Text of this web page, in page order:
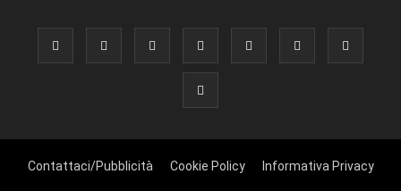
Contattaci/Pubblicità Cookie Policy Informativa Privacy